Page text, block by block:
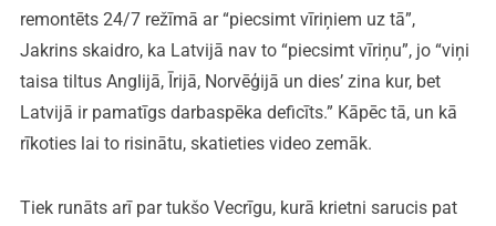
remontēts 24/7 režīmā ar “piecsimt vīriņiem uz tā”,
Jakrins skaidro, ka Latvijā nav to “piecsimt vīriņu”, jo “viņi
taisa tiltus Anglijā, Īrijā, Norvēģijā un dies’ zina kur, bet
Latvijā ir pamatīgs darbaspēka deficīts.” Kāpēc tā, un kā
rīkoties lai to risinātu, skatieties video zemāk.
Tiek runāts arī par tukšo Vecrīgu, kurā krietni sarucis pat